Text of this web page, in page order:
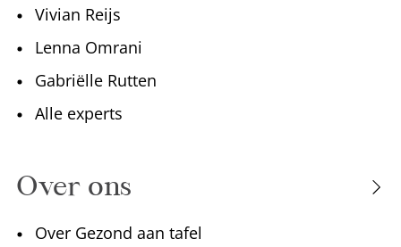
Vivian Reijs
Lenna Omrani
Gabriëlle Rutten
Alle experts
Over ons
Over Gezond aan tafel